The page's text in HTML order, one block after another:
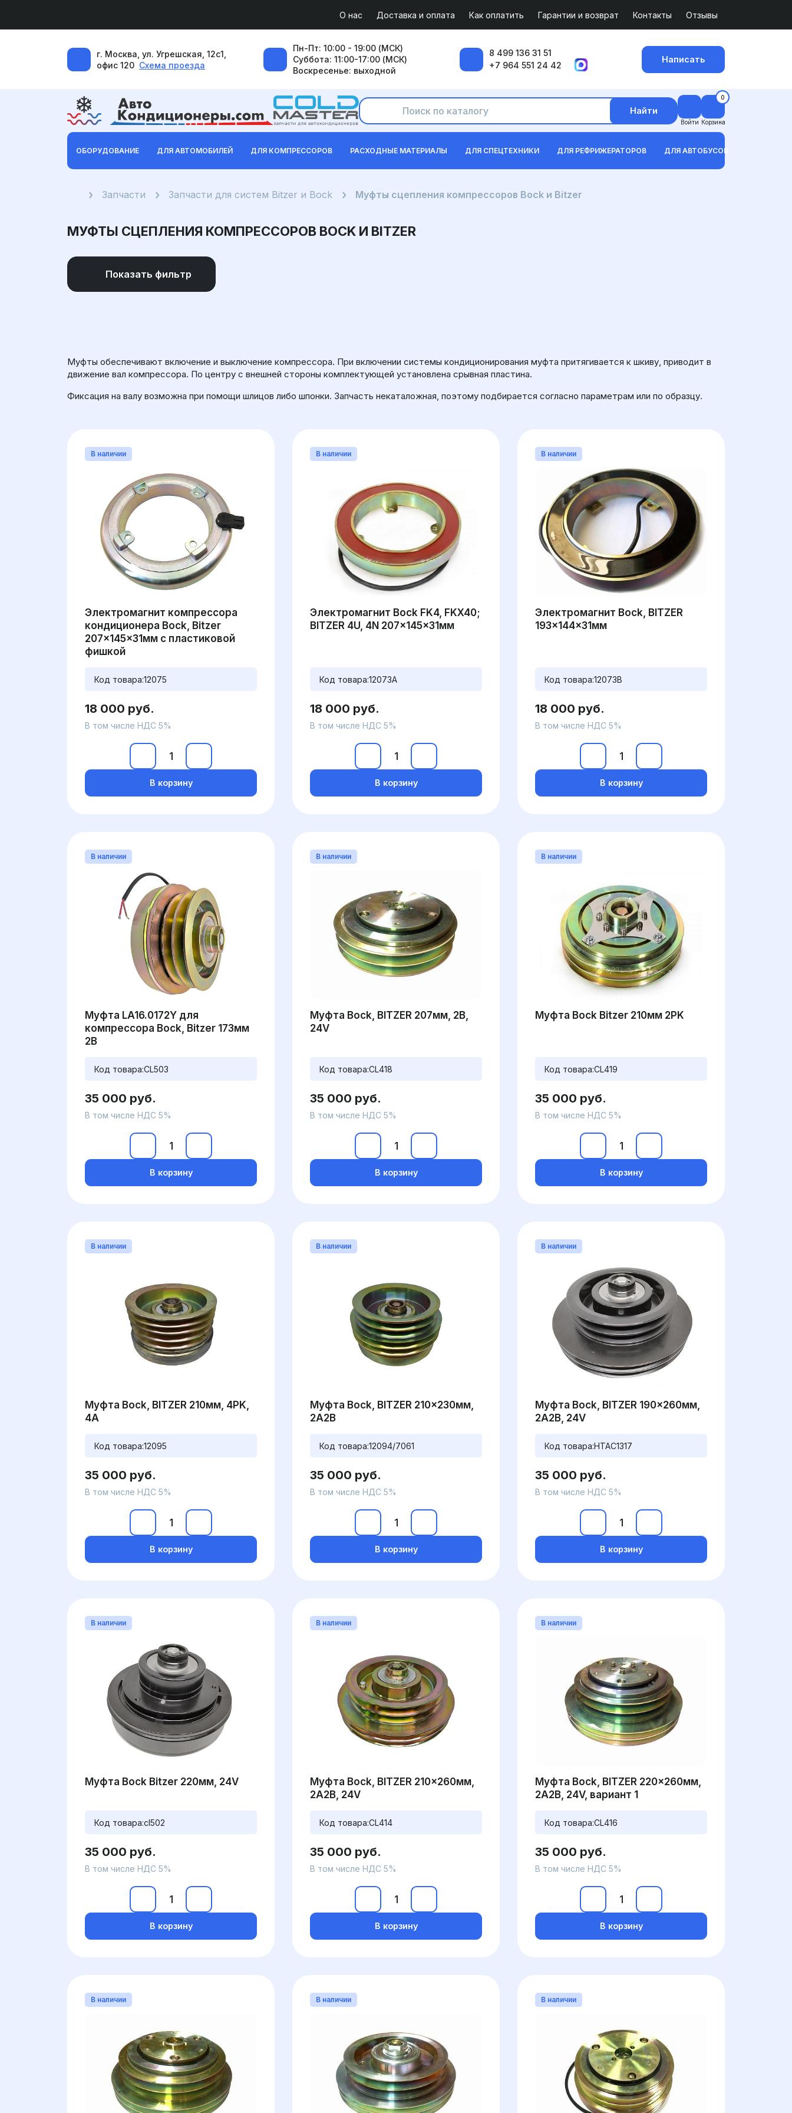
О нас Доставка и оплата Как оплатить Гарантии и возврат Контакты Отзывы
г. Москва, ул. Угрешская, 12с1,
офис 120 Схема проезда
Пн-Пт: 10:00 - 19:00 (МСК)
Суббота: 11:00-17:00 (МСК)
Воскресенье: выходной
8 499 136 31 51
+7 964 551 24 42
Написать
Найти
Войти
0
Корзина
ОБОРУДОВАНИЕ ДЛЯ АВТОМОБИЛЕЙ ДЛЯ КОМПРЕССОРОВ РАСХОДНЫЕ МАТЕРИАЛЫ ДЛЯ СПЕЦТЕХНИКИ ДЛЯ РЕФРИЖЕРАТОРОВ ДЛЯ АВТОБУСОВ
ГлавнаяЗапчасти Запчасти для систем Bitzer и Bock Муфты сцепления компрессоров Bock и Bitzer
МУФТЫ СЦЕПЛЕНИЯ КОМПРЕССОРОВ BOCK И BITZER
Показать фильтр
Муфты обеспечивают включение и выключение компрессора. При включении системы кондиционирования муфта притягивается к шкиву, приводит в
движение вал компрессора. По центру с внешней стороны комплектующей установлена срывная пластина.
Фиксация на валу возможна при помощи шлицов либо шпонки. Запчасть некаталожная, поэтому подбирается согласно параметрам или по образцу.
В наличии
Электромагнит компрессора
кондиционера Bock, Bitzer
207x145x31мм с пластиковой
фишкой
Код товара:12075
18 000 руб.
В том числе НДС 5%
В корзину
В наличии
Электромагнит Bock FK4, FKX40;
BITZER 4U, 4N 207x145x31мм
Код товара:12073A
18 000 руб.
В том числе НДС 5%
В корзину
В наличии
Электромагнит Bock, BITZER
193x144x31мм
Код товара:12073B
18 000 руб.
В том числе НДС 5%
В корзину
В наличии
Муфта LA16.0172Y для
компрессора Bock, Bitzer 173мм
2B
Код товара:CL503
35 000 руб.
В том числе НДС 5%
В корзину
В наличии
Муфта Bock, BITZER 207мм, 2B,
24V
Код товара:CL418
35 000 руб.
В том числе НДС 5%
В корзину
В наличии
Муфта Bock Bitzer 210мм 2PK
Код товара:CL419
35 000 руб.
В том числе НДС 5%
В корзину
В наличии
Муфта Bock, BITZER 210мм, 4PK,
4A
Код товара:12095
35 000 руб.
В том числе НДС 5%
В корзину
В наличии
Муфта Bock, BITZER 210x230мм,
2A2B
Код товара:12094/7061
35 000 руб.
В том числе НДС 5%
В корзину
В наличии
Муфта Bock, BITZER 190x260мм,
2A2B, 24V
Код товара:HTAC1317
35 000 руб.
В том числе НДС 5%
В корзину
В наличии
Муфта Bock Bitzer 220мм, 24V
Код товара:cl502
35 000 руб.
В том числе НДС 5%
В корзину
В наличии
Муфта Bock, BITZER 210x260мм,
2A2B, 24V
Код товара:CL414
35 000 руб.
В том числе НДС 5%
В корзину
В наличии
Муфта Bock, BITZER 220x260мм,
2A2B, 24V, вариант 1
Код товара:CL416
35 000 руб.
В том числе НДС 5%
В корзину
В наличии В наличии В наличии